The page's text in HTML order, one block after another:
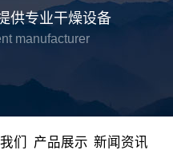
供专业干燥设备
manufacturer
们 产品展示 新闻资讯